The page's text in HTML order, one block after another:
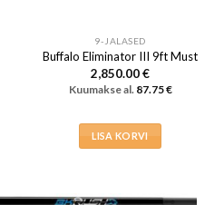
9-JALASED
Buffalo Eliminator III 9ft Must
2,850.00€
Kuumakse al. 87.75€
LISA KORVI